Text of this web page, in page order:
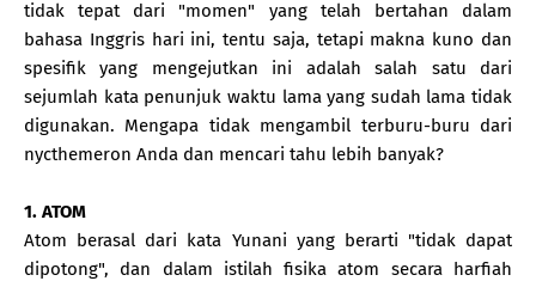
tidak tepat dari "momen" yang telah bertahan dalam
bahasa Inggris hari ini, tentu saja, tetapi makna kuno dan
spesifik yang mengejutkan ini adalah salah satu dari
sejumlah kata penunjuk waktu lama yang sudah lama tidak
digunakan. Mengapa tidak mengambil terburu-buru dari
nycthemeron Anda dan mencari tahu lebih banyak?
1. ATOM
Atom berasal dari kata Yunani yang berarti "tidak dapat
dipotong", dan dalam istilah fisika atom secara harfiah